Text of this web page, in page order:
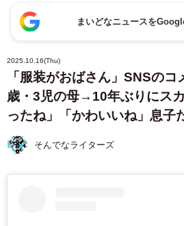
まいどなニュースを
2025.10.16(Thu)
「服装がおばさん」SNSの
歳・3児の母→10年ぶりにス
ったね」「かわいいね」息子
そんでなライターズ